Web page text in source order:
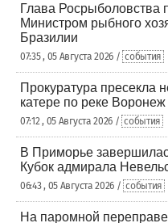
Глава Росрыболовства
Министром рыбного
Бразилии
07:35 , 05 Августа 2026 / события
Прокуратура пресекла
катере по реке Воронеж
07:12 , 05 Августа 2026 / события
В Приморье
Кубок адмирала
06:43 , 05 Августа 2026 / события
На паромной